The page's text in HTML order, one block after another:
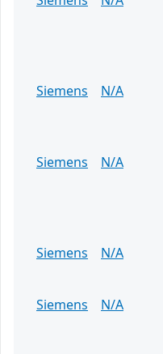
Siemens
N/A
Siemens
N/A
Siemens
N/A
Siemens
N/A